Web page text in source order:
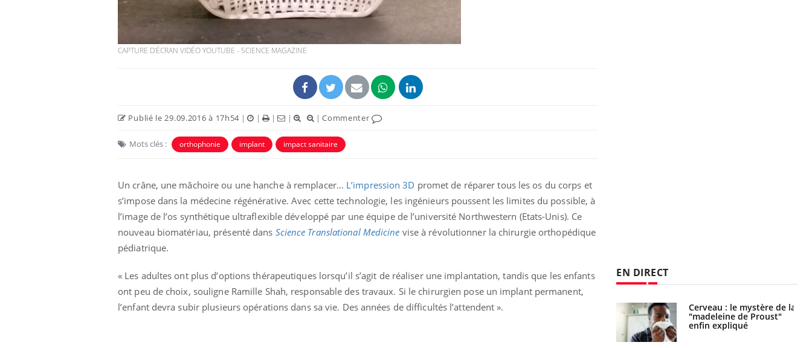
CAPTURE D'ÉCRAN VIDÉO YOUTUBE - SCIENCE MAGAZINE
Publié le 29.09.2016 à 17h54 | | | | |Commenter
Mots clés : orthophonie implant impact sanitaire
Un crâne, une mâchoire ou une hanche à remplacer… L’impression 3D promet de réparer tous les os du corps et
s’impose dans la médecine régénérative. Avec cette technologie, les ingénieurs poussent les limites du possible, à
l’image de l’os synthétique ultraflexible développé par une équipe de l’université Northwestern (Etats-Unis). Ce
nouveau biomatériau, présenté dans Science Translational Medicine vise à révolutionner la chirurgie orthopédique
pédiatrique.
« Les adultes ont plus d’options thérapeutiques lorsqu’il s’agit de réaliser une implantation, tandis que les enfants
ont peu de choix, souligne Ramille Shah, responsable des travaux. Si le chirurgien pose un implant permanent,
l’enfant devra subir plusieurs opérations dans sa vie. Des années de difficultés l’attendent ».
EN DIRECT
Mordue par un
barracuda, une petite fille
Comment gérer le Le décalage des horaires
d'été : quel impact sur le
sommeil ?